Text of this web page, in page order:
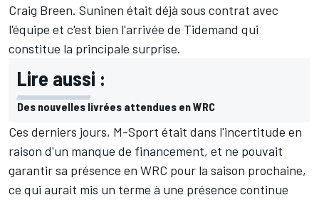
Craig Breen. Suninen était déjà sous contrat avec
l'équipe et c'est bien l'arrivée de Tidemand qui
constitue la principale surprise.
Lire aussi :
Des nouvelles livrées attendues en WRC
Ces derniers jours, M-Sport était dans l'incertitude en
raison d'un manque de financement, et ne pouvait
garantir sa présence en WRC pour la saison prochaine,
ce qui aurait mis un terme à une présence continue